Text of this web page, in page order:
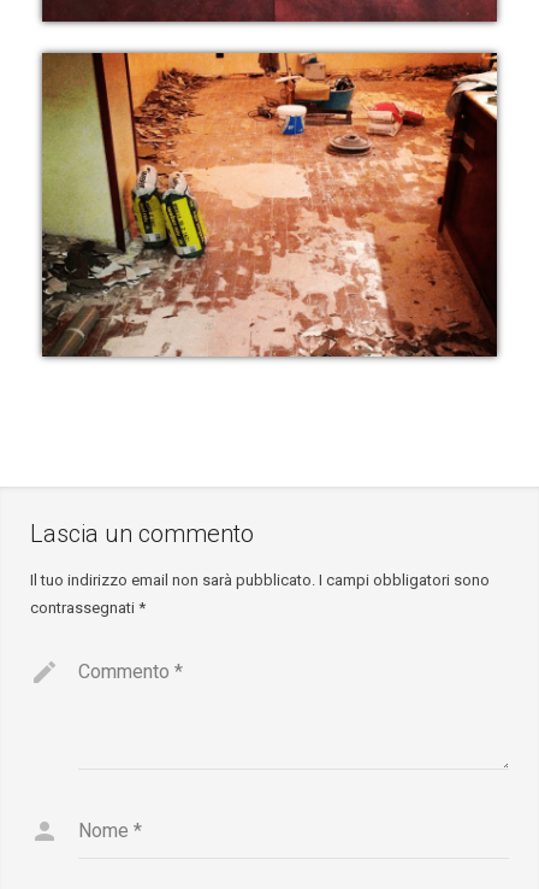
Lascia un commento
Il tuo indirizzo email non sarà pubblicato. I campi obbligatori sono
contrassegnati *
Commento *
Nome *